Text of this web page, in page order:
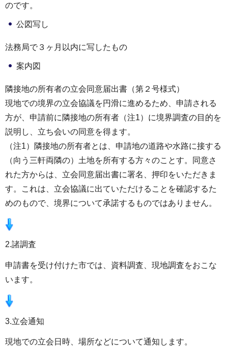
のです。
公図写し
法務局で３ヶ月以内に写したもの
案内図
隣接地の所有者の立会同意届出書（第２号様式）
現地での境界の立会協議を円滑に進めるため、申請される
方が、申請前に隣接地の所有者（注1）に境界調査の目的を
説明し、立ち会いの同意を得ます。
（注1）隣接地の所有者とは、申請地の道路や水路に接する
（向う三軒両隣の）土地を所有する方々のことす。同意さ
れた方からは、立会同意届出書に署名、押印をいただきま
す。これは、立会協議に出ていただけることを確認するた
めのもので、境界について承諾するものではありません。
2.諸調査
申請書を受け付けた市では、資料調査、現地調査をおこな
います。
3.立会通知
現地での立会日時、場所などについて通知します。